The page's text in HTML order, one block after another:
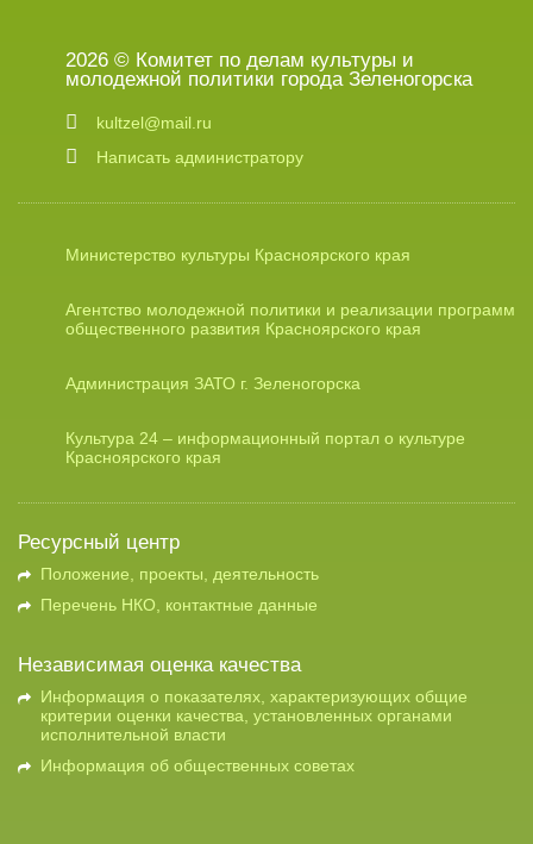
2026 © Комитет по делам культуры и
молодежной политики города Зеленогорска
kultzel@mail.ru
Написать администратору
Министерство культуры Красноярского края
Агентство молодежной политики и реализации программ
общественного развития Красноярского края
Администрация ЗАТО г. Зеленогорска
Культура 24 – информационный портал о культуре
Красноярского края
Ресурсный центр
Положение, проекты, деятельность
Перечень НКО, контактные данные
Независимая оценка качества
Информация о показателях, характеризующих общие
критерии оценки качества, установленных органами
исполнительной власти
Информация об общественных советах